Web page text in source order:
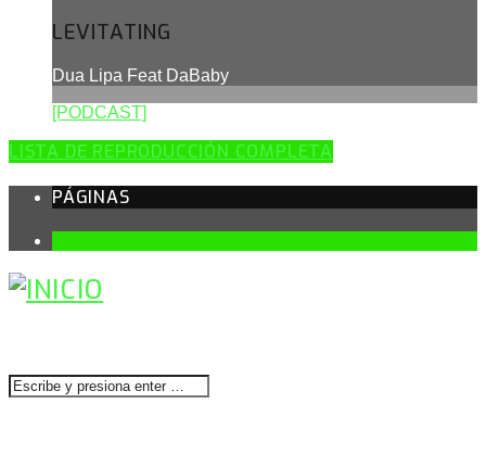
LEVITATING
Dua Lipa Feat DaBaby
[PODCAST]
LISTA DE REPRODUCCIÓN COMPLETA
PÁGINAS